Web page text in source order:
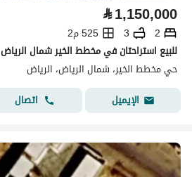
⃁1,150,000
2
3
525 م2
للبيع استراحتان في مخطط الخير شمال الرياض
حي مخطط الخير، شمال الرياض، الرياض
الإيميل
اتصال